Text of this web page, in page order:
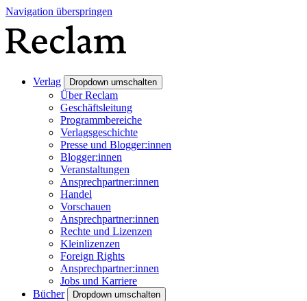
Navigation überspringen
Verlag Dropdown umschalten
Über Reclam
Geschäftsleitung
Programmbereiche
Verlagsgeschichte
Presse und Blogger:innen
Blogger:innen
Veranstaltungen
Ansprechpartner:innen
Handel
Vorschauen
Ansprechpartner:innen
Rechte und Lizenzen
Kleinlizenzen
Foreign Rights
Ansprechpartner:innen
Jobs und Karriere
Bücher
Dropdown umschalten